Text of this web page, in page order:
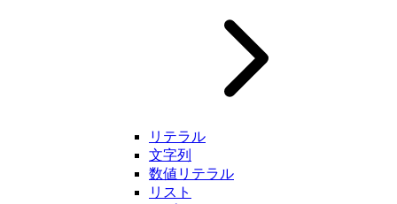
リテラル
文字列
数値リテラル
リスト